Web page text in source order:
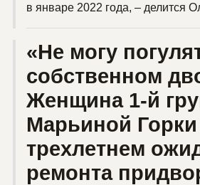
в январе 2022 года, – делится
«Не могу
собственном
Женщина 1-й
Марьиной
трехлетнем
ремонта